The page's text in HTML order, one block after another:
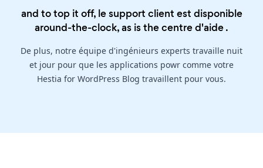
and to top it off, le support client est disponible
around-the-clock, as is thecentre d'aide.
De plus, notre équipe d'ingénieurs experts travaille nuit
et jour pour que les applications powr comme votre
Hestia for WordPress Blog travaillent pour vous.